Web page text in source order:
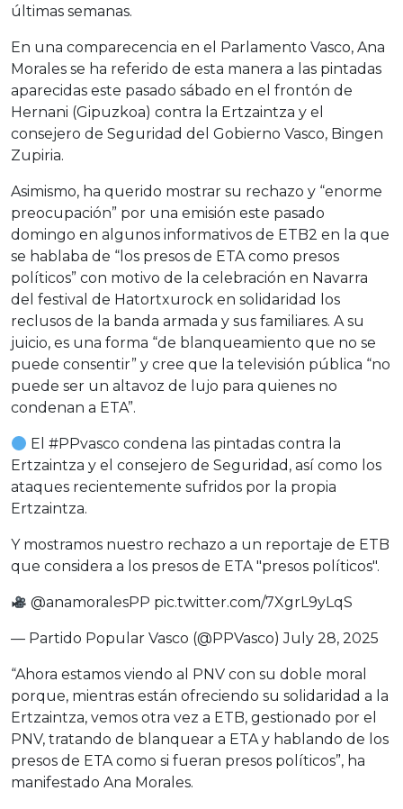
últimas semanas.
En una comparecencia en el Parlamento Vasco, Ana
Morales se ha referido de esta manera a las pintadas
aparecidas este pasado sábado en el frontón de
Hernani (Gipuzkoa) contra la Ertzaintza y el
consejero de Seguridad del Gobierno Vasco, Bingen
Zupiria.
Asimismo, ha querido mostrar su rechazo y “enorme
preocupación” por una emisión este pasado
domingo en algunos informativos de ETB2 en la que
se hablaba de “los presos de ETA como presos
políticos” con motivo de la celebración en Navarra
del festival de Hatortxurock en solidaridad los
reclusos de la banda armada y sus familiares. A su
juicio, es una forma “de blanqueamiento que no se
puede consentir” y cree que la televisión pública “no
puede ser un altavoz de lujo para quienes no
condenan a ETA”.
El#PPvasco condena las pintadas contra la
Ertzaintza y el consejero de Seguridad, así como los
ataques recientemente sufridos por la propia
Ertzaintza.
Y mostramos nuestro rechazo a un reportaje de ETB
que considera a los presos de ETA "presos políticos".
@anamoralesPP pic.twitter.com/7XgrL9yLqS
— Partido Popular Vasco (@PPVasco)July 28, 2025
“Ahora estamos viendo al PNV con su doble moral
porque, mientras están ofreciendo su solidaridad a la
Ertzaintza, vemos otra vez a ETB, gestionado por el
PNV, tratando de blanquear a ETA y hablando de los
presos de ETA como si fueran presos políticos”, ha
manifestado Ana Morales.